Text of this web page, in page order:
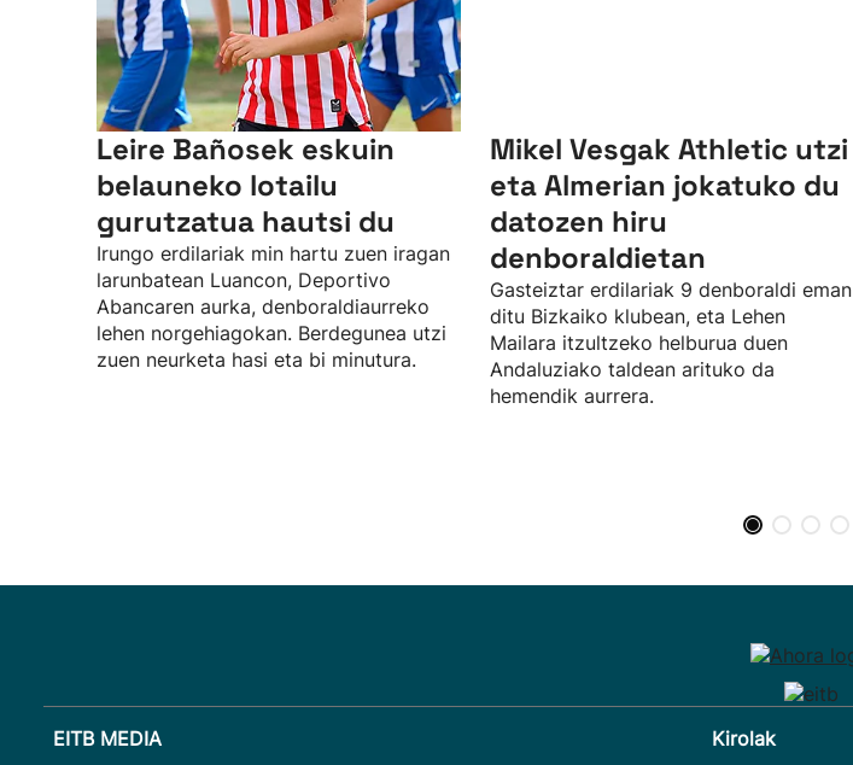
Leire Bañosek eskuin
belauneko lotailu
gurutzatua hautsi du
Irungo erdilariak min hartu zuen iragan
larunbatean Luancon, Deportivo
Abancaren aurka, denboraldiaurreko
lehen norgehiagokan. Berdegunea utzi
zuen neurketa hasi eta bi minutura.
Mikel Vesgak Athletic utzi
eta Almerian jokatuko du
datozen hiru
denboraldietan
Gasteiztar erdilariak 9 denboraldi eman
ditu Bizkaiko klubean, eta Lehen
Mailara itzultzeko helburua duen
Andaluziako taldean arituko da
hemendik aurrera.
EITB MEDIA Kirolak